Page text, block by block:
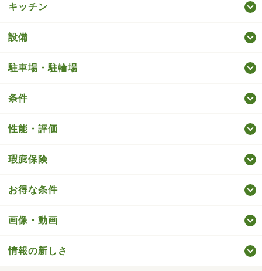
キッチン
設備
駐車場・駐輪場
条件
性能・評価
瑕疵保険
お得な条件
画像・動画
情報の新しさ